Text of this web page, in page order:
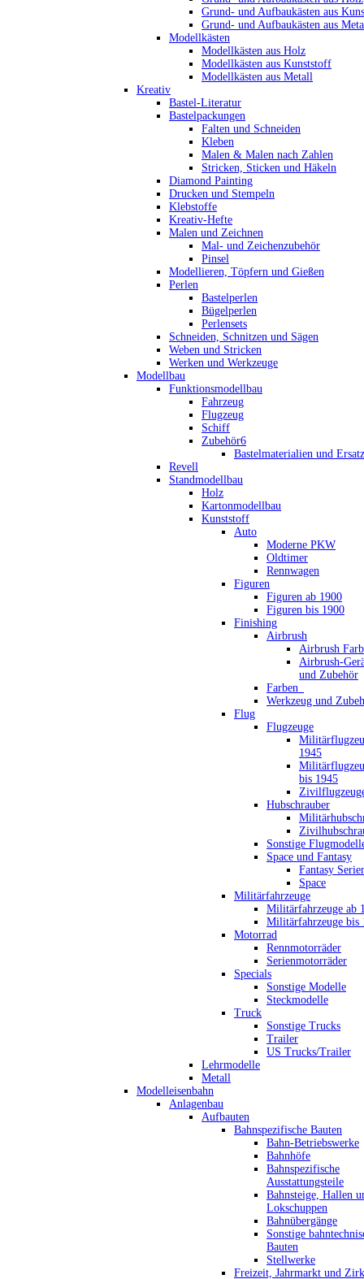
Grund- und Aufbaukästen aus
Grund- und Aufbaukästen aus
Modellkästen
Modellkästen aus Holz
Modellkästen aus Kunststoff
Modellkästen aus Metall
Kreativ
Bastel-Literatur
Bastelpackungen
Falten und Schneiden
Kleben
Malen & Malen nach Zahlen
Stricken, Sticken und Häkeln
Diamond Painting
Drucken und Stempeln
Klebstoffe
Kreativ-Hefte
Malen und Zeichnen
Mal- und Zeichenzubehör
Pinsel
Modellieren, Töpfern und Gießen
Perlen
Bastelperlen
Bügelperlen
Perlensets
Schneiden, Schnitzen und Sägen
Weben und Stricken
Werken und Werkzeuge
Modellbau
Funktionsmodellbau
Fahrzeug
Flugzeug
Schiff
Zubehör6
Bastelmaterialien und
Revell
Standmodellbau
Holz
Kartonmodellbau
Kunststoff
Auto
Moderne PKW
Oldtimer
Rennwagen
Figuren
Figuren ab 1900
Figuren bis 1900
Finishing
Airbrush
Airbrush
Airbrush-
und Zubehör
Farben_
Werkzeug und
Flug
Flugzeuge
1945
bis 1945
Hubschrauber
Sonstige
Space und Fantasy
Fantasy
Space
Militärfahrzeuge
Militärfahrzeuge ab
Militärfahrzeuge bis
Motorrad
Rennmotorräder
Serienmotorräder
Specials
Sonstige Modelle
Steckmodelle
Truck
Sonstige Trucks
Trailer
US Trucks/Trailer
Lehrmodelle
Metall
Modelleisenbahn
Anlagenbau
Aufbauten
Bahnspezifische Bauten
Bahn-Betriebswerke
Bahnhöfe
Bahnspezifische
Ausstattungsteile
Bahnsteige, Hallen
Lokschuppen
Bahnübergänge
Sonstige
Bauten
Stellwerke
Freizeit, Jahrmarkt und